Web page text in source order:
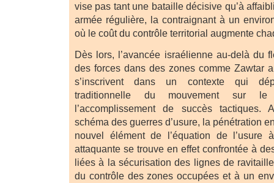
vise pas tant une bataille décisive qu’à
armée régulière, la contraignant à un
où le coût du contrôle territorial augmente
Dès lors, l’avancée israélienne au-delà du
des forces dans des zones comme Zawtar
s’inscrivent dans un contexte qui
traditionnelle du mouvement sur
l’accomplissement de succès tactiques.
schéma des guerres d’usure, la pénétration
nouvel élément de l’équation de l’usure
attaquante se trouve en effet confrontée à
liées à la sécurisation des lignes de
du contrôle des zones occupées et à un